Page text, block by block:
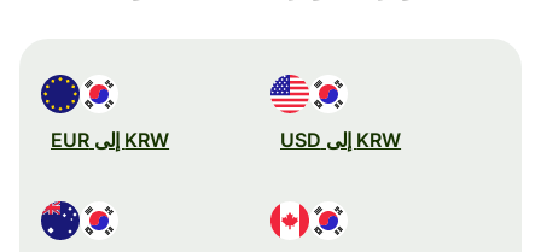
KRW إلى USD KRW إلى EUR